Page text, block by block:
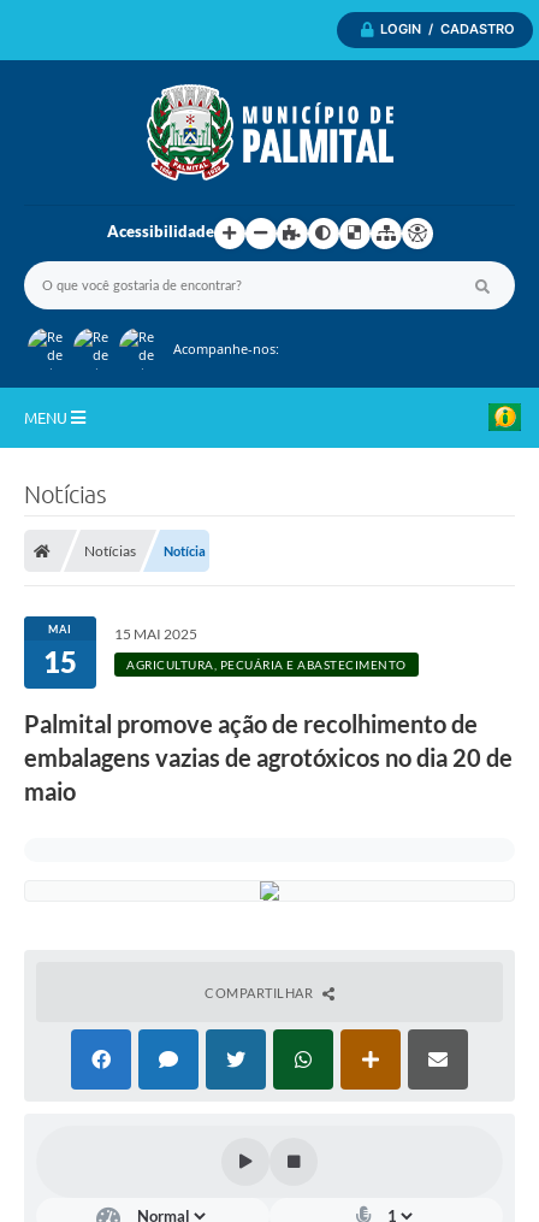
LOGIN / CADASTRO
Acessibilidade
Acompanhe-nos:
MENU
Departamentos
Câmara Municipal
Contato
Notícias
Notícias Notícia
MAI
15
15 MAI 2025
AGRICULTURA, PECUÁRIA E ABASTECIMENTO
Palmital promove ação de recolhimento de
embalagens vazias de agrotóxicos no dia 20 de
maio
COMPARTILHAR